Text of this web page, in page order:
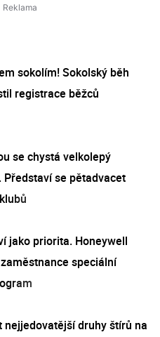
sokolím! Sokolský běh
registrace běžců
se chystá velkolepý
Představí se pětadvacet
jako priorita. Honeywell
speciální
nejjedovatější druhy štírů na